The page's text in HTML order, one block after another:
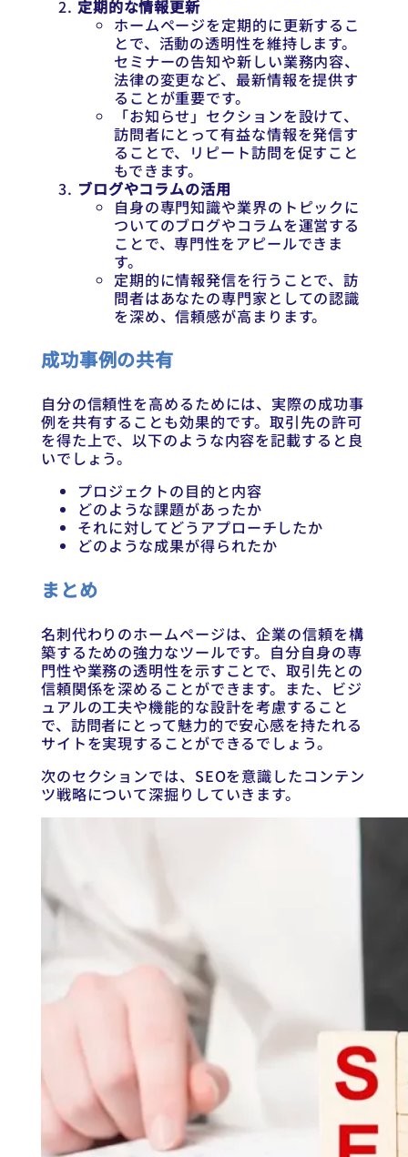
定期的な情報更新
ホームページを定期的に更新するこ
とで、活動の透明性を維持します。
セミナーの告知や新しい業務内容、
法律の変更など、最新情報を提供す
ることが重要です。
「お知らせ」セクションを設けて、
訪問者にとって有益な情報を発信す
ることで、リピート訪問を促すこと
もできます。
ブログやコラムの活用
自身の専門知識や業界のトピックに
ついてのブログやコラムを運営する
ことで、専門性をアピールできま
す。
定期的に情報発信を行うことで、訪
問者はあなたの専門家としての認識
を深め、信頼感が高まります。
成功事例の共有
自分の信頼性を高めるためには、実際の成功事
例を共有することも効果的です。取引先の許可
を得た上で、以下のような内容を記載すると良
いでしょう。
プロジェクトの目的と内容
どのような課題があったか
それに対してどうアプローチしたか
どのような成果が得られたか
まとめ
名刺代わりのホームページは、企業の信頼を構
築するための強力なツールです。自分自身の専
門性や業務の透明性を示すことで、取引先との
信頼関係を深めることができます。また、ビジ
ュアルの工夫や機能的な設計を考慮すること
で、訪問者にとって魅力的で安心感を持たれる
サイトを実現することができるでしょう。
次のセクションでは、SEOを意識したコンテン
ツ戦略について深掘りしていきます。